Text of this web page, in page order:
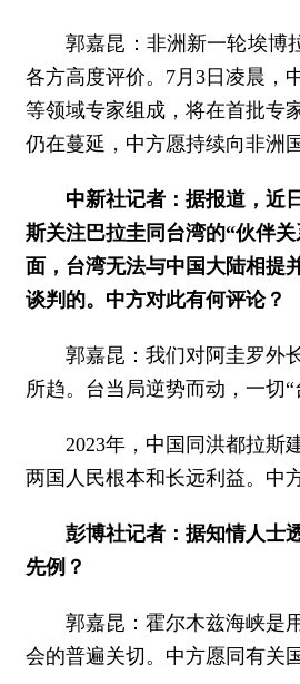
郭嘉昆：非洲新一轮埃博
各方高度评价。7月3日凌晨，
等领域专家组成，将在首批专
仍在蔓延，中方愿持续向非洲
中新社记者：据报道，近
斯关注巴拉圭同台湾的“伙伴
面，台湾无法与中国大陆相提
谈判的。中方对此有何评论？
郭嘉昆：我们对阿圭罗外
所趋。台当局逆势而动，一切
2023年，中国同洪都拉斯
两国人民根本和长远利益。中
彭博社记者：据知情人士
先例？
郭嘉昆：霍尔木兹海峡是
会的普遍关切。中方愿同有关